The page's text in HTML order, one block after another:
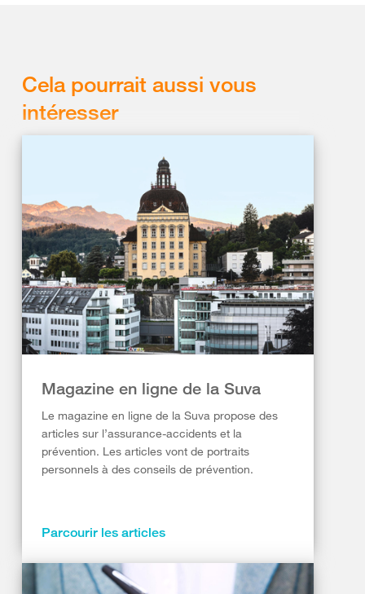
Cela pourrait aussi vous
intéresser
Magazine en ligne de la Suva
Le magazine en ligne de la Suva propose des
articles sur l’assurance-accidents et la
prévention. Les articles vont de portraits
personnels à des conseils de prévention.
Parcourir les articles